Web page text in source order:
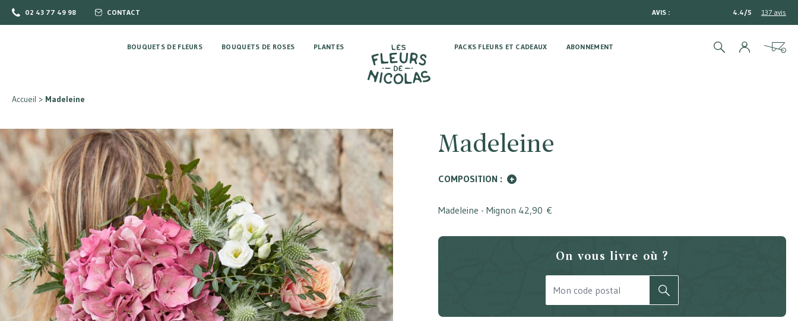
02 43 77 49 98 CONTACT AVIS : 4.4/5 137 avis
BOUQUETS DE FLEURS BOUQUETS DE ROSES PLANTES PACKS FLEURS ET CADEAUX ABONNEMENT RechercherCart
Accueil > Madeleine
Madeleine
COMPOSITION : +
Madeleine - Mignon 42,90 €
On vous livre où ?
RECHERCHER